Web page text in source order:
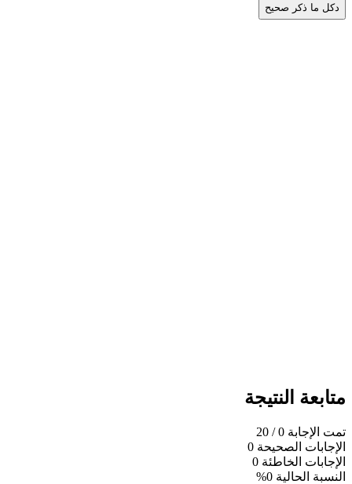
كل ما ذكر صحيح
متابعة النتيجة
تمت الإجابة 0
/ 20
الإجابات الصحيحة 0
الإجابات الخاطئة 0
النسبة الحالية 0%